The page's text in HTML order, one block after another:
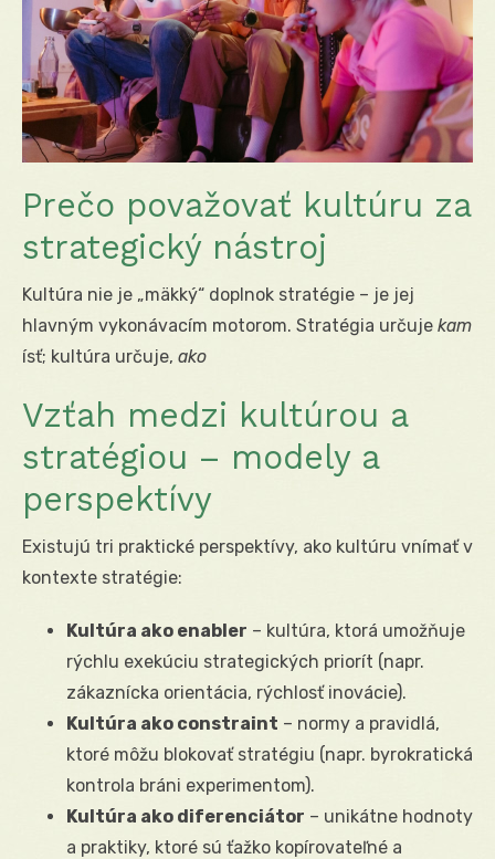
Prečo považovať kultúru za
strategický nástroj
Kultúra nie je „mäkký“ doplnok stratégie – je jej
hlavným vykonávacím motorom. Stratégia určuje kam
ísť; kultúra určuje, ako
Vzťah medzi kultúrou a
stratégiou – modely a
perspektívy
Existujú tri praktické perspektívy, ako kultúru vnímať v
kontexte stratégie:
Kultúra ako enabler – kultúra, ktorá umožňuje
rýchlu exekúciu strategických priorít (napr.
zákaznícka orientácia, rýchlosť inovácie).
Kultúra ako constraint – normy a pravidlá,
ktoré môžu blokovať stratégiu (napr. byrokratická
kontrola bráni experimentom).
Kultúra ako diferenciátor – unikátne hodnoty
a praktiky, ktoré sú ťažko kopírovateľné a